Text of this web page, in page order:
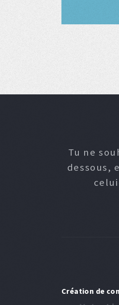
Tu ne
dessous,
Création de